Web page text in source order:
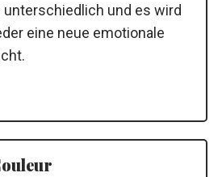
unterschiedlich und es wird
eine neue emotionale